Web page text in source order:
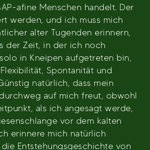
afine Menschen handelt. Der
werden, und ich muss mich
alter Tugenden erinnern,
der Zeit, in der ich noch
in Kneipen aufgetreten bin,
Spontanität und
natürlich, dass mein
auf mich freut, obwohl
als ich angesagt werde,
vor dem kalten
erinnere mich natürlich
Entstehungsgeschichte von